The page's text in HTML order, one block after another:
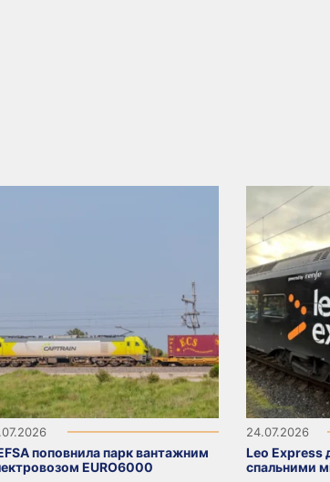
поповнила парк вантажним
EURO6000
24.07.2026
Leo Express
спальними